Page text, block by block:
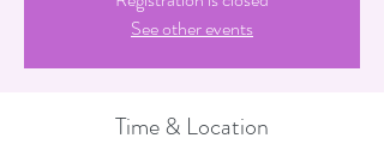
See other events
Time & Location